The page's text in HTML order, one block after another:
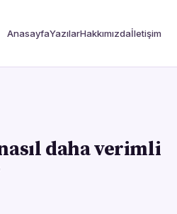
AnasayfaYazılarHakkımızdaİletişim
daha verimli